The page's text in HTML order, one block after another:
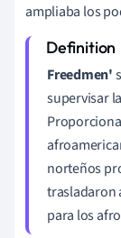
ampliaba los
Freedmen'
supervisar
norteños
trasladaron
para los